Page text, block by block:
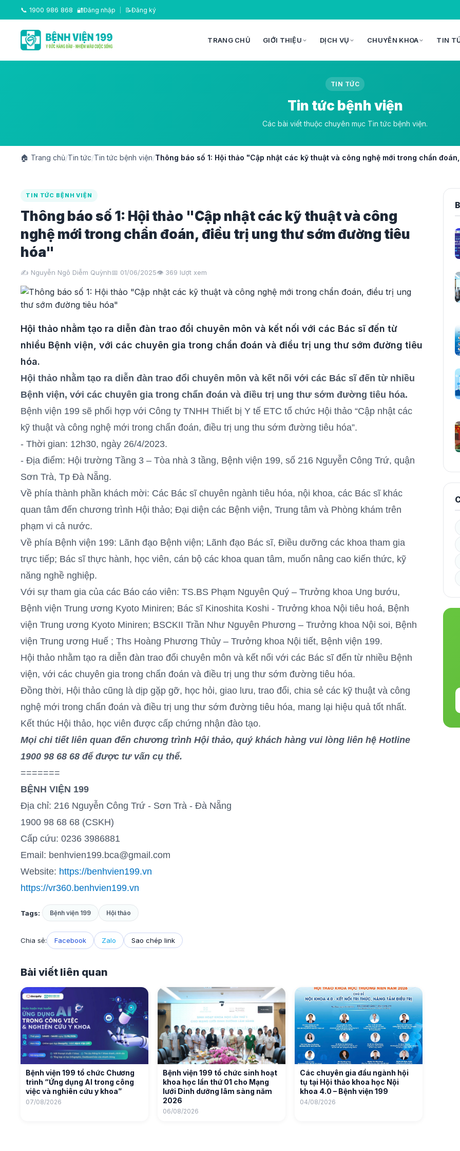
📞 1900 986 868 🔐Đăng nhập 📝Đăng ký
TRANG CHỦ GIỚI THIỆU DỊCH VỤ CHUYÊN KHOA TIN
TIN TỨC
Tin tức bệnh viện
Các bài viết thuộc chuyên mục Tin tức bệnh viện.
🏠 Trang chủ/Tin tức/Tin tức bệnh viện/Thông báo số 1: Hội thảo "Cập nhật các kỹ thuật và công nghệ mới trong chẩn
TIN TỨC BỆNH VIỆN
Thông báo số 1: Hội thảo "Cập nhật các kỹ thuật và công
nghệ mới trong chẩn đoán, điều trị ung thư sớm đường tiêu
hóa"
✍️ Nguyễn Ngô Diễm Quỳnh📅 01/06/2025👁️ 369 lượt xem
Hội thảo nhằm tạo ra diễn đàn trao đổi chuyên môn và kết nối với các Bác sĩ đến từ
nhiều Bệnh viện, với các chuyên gia trong chẩn đoán và điều trị ung thư sớm đường tiêu
hóa.
Hội thảo nhằm tạo ra diễn đàn trao đổi chuyên môn và kết nối với các Bác sĩ đến từ nhiều
Bệnh viện, với các chuyên gia trong chẩn đoán và điều trị ung thư sớm đường tiêu hóa.
Bệnh viện 199 sẽ phối hợp với Công ty TNHH Thiết bị Y tế ETC tổ chức Hội thảo “Cập nhật các
kỹ thuật và công nghệ mới trong chẩn đoán, điều trị ung thu sớm đường tiêu hóa”.
- Thời gian: 12h30, ngày 26/4/2023.
- Địa điểm: Hội trường Tầng 3 – Tòa nhà 3 tầng, Bệnh viện 199, số 216 Nguyễn Công Trứ, quận
Sơn Trà, Tp Đà Nẵng.
Về phía thành phần khách mời: Các Bác sĩ chuyên ngành tiêu hóa, nội khoa, các Bác sĩ khác
quan tâm đến chương trình Hội thảo; Đại diện các Bệnh viện, Trung tâm và Phòng khám trên
phạm vi cả nước.
Về phía Bệnh viện 199: Lãnh đạo Bệnh viện; Lãnh đạo Bác sĩ, Điều dưỡng các khoa tham gia
trực tiếp; Bác sĩ thực hành, học viên, cán bộ các khoa quan tâm, muốn nâng cao kiến thức, kỹ
năng nghề nghiệp.
Với sự tham gia của các Báo cáo viên: TS.BS Phạm Nguyên Quý – Trưởng khoa Ung bướu,
Bệnh viện Trung ương Kyoto Miniren; Bác sĩ Kinoshita Koshi - Trưởng khoa Nội tiêu hoá, Bệnh
viện Trung ương Kyoto Miniren; BSCKII Trần Như Nguyên Phương – Trưởng khoa Nội soi, Bệnh
viện Trung ương Huế ; Ths Hoàng Phương Thủy – Trưởng khoa Nội tiết, Bệnh viện 199.
Hội thảo nhằm tạo ra diễn đàn trao đổi chuyên môn và kết nối với các Bác sĩ đến từ nhiều Bệnh
viện, với các chuyên gia trong chẩn đoán và điều trị ung thư sớm đường tiêu hóa.
Đồng thời, Hội thảo cũng là dịp gặp gỡ, học hỏi, giao lưu, trao đổi, chia sẻ các kỹ thuật và công
nghệ mới trong chẩn đoán và điều trị ung thư sớm đường tiêu hóa, mang lại hiệu quả tốt nhất.
Kết thúc Hội thảo, học viên được cấp chứng nhận đào tạo.
Mọi chi tiết liên quan đến chương trình Hội thảo, quý khách hàng vui lòng liên hệ Hotline
1900 98 68 68 để được tư vấn cụ thể.
=======
BỆNH VIỆN 199
Địa chỉ: 216 Nguyễn Công Trứ - Sơn Trà - Đà Nẵng
1900 98 68 68 (CSKH)
Cấp cứu: 0236 3986881
Email: benhvien199.bca@gmail.com
Website: https://benhvien199.vn
https://vr360.benhvien199.vn
Tags: Bệnh viện 199 Hội thảo
Chia sẻ: Facebook Zalo Sao chép link
Bài viết liên quan
Bệnh viện 199 tổ chức Chương
trình “Ứng dụng AI trong công
việc và nghiên cứu y khoa”
07/08/2026
Bệnh viện 199 tổ chức sinh hoạt
khoa học lần thứ 01 cho Mạng
lưới Dinh dưỡng lâm sàng năm
2026
06/08/2026
Các chuyên gia đầu ngành hội
tụ tại Hội thảo khoa học Nội
khoa 4.0 – Bệnh viện 199
04/08/2026